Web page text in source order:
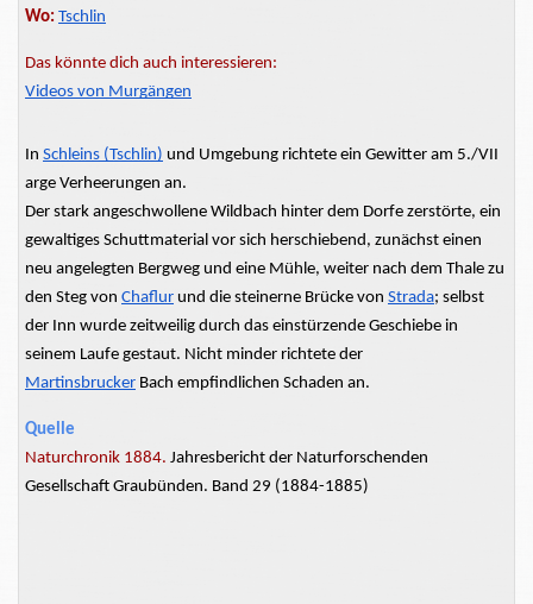
Wo: Tschlin
Das könnte dich auch interessieren:
Videos von Murgängen
In Schleins (Tschlin) und Umgebung richtete ein Gewitter am 5./VII
arge Verheerungen an.
Der stark angeschwollene Wildbach hinter dem Dorfe zerstörte, ein
gewaltiges Schuttmaterial vor sich herschiebend, zunächst einen
neu angelegten Bergweg und eine Mühle, weiter nach dem Thale zu
den Steg von Chaflur und die steinerne Brücke von Strada; selbst
der Inn wurde zeitweilig durch das einstürzende Geschiebe in
seinem Laufe gestaut. Nicht minder richtete der
Martinsbrucker Bach empfindlichen Schaden an.
Quelle
Naturchronik 1884. Jahresbericht der Naturforschenden
Gesellschaft Graubünden. Band 29 (1884-1885)